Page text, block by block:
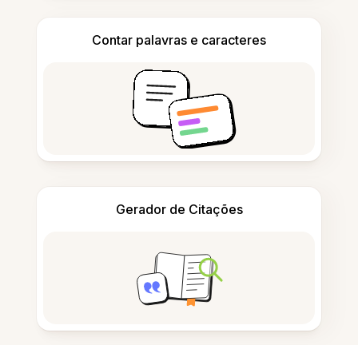
Contar palavras e caracteres
Gerador de Citações